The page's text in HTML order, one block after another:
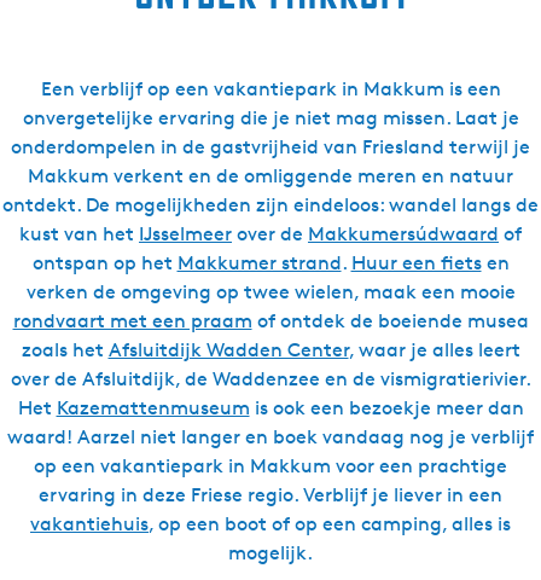
Een verblijf op een vakantiepark in Makkum is een
onvergetelijke ervaring die je niet mag missen. Laat je
onderdompelen in de gastvrijheid van Friesland terwijl je
Makkum verkent en de omliggende meren en natuur
ontdekt. De mogelijkheden zijn eindeloos: wandel langs de
kust van het IJsselmeer over de Makkumersúdwaard of
ontspan op het Makkumer strand. Huur een fietsen
verken de omgeving op twee wielen, maak een mooie
rondvaart met een praam of ontdek de boeiende musea
zoals het Afsluitdijk Wadden Center, waar je alles leert
over de Afsluitdijk, de Waddenzee en de vismigratierivier.
Het Kazemattenmuseum is ook een bezoekje meer dan
waard! Aarzel niet langer en boek vandaag nog je verblijf
op een vakantiepark in Makkum voor een prachtige
ervaring in deze Friese regio. Verblijf je liever in een
vakantiehuis, op een boot of op een camping, alles is
mogelijk.